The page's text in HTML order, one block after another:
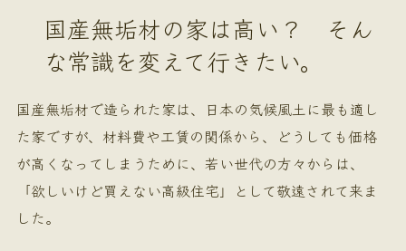
国産無垢材の家は高い？ そん
な常識を変えて行きたい。
国産無垢材で造られた家は、日本の気候風土に最も適し
た家ですが、材料費や工賃の関係から、どうしても価格
が高くなってしまうために、若い世代の方々からは、
「欲しいけど買えない高級住宅」として敬遠されて来ま
した。